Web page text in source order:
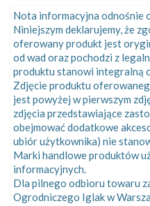
Nota informacyjna odnośnie
Niniejszym deklarujemy, że
oferowany produkt jest
od wad oraz pochodzi z
produktu stanowi integralną
Zdjęcie produktu
jest powyżej w pierwszym
zdjęcia przedstawiające
obejmować dodatkowe
ubiór użytkownika) nie
Marki handlowe produktów
informacyjnych.
Dla pilnego odbioru towaru
Ogrodniczego Iglak w